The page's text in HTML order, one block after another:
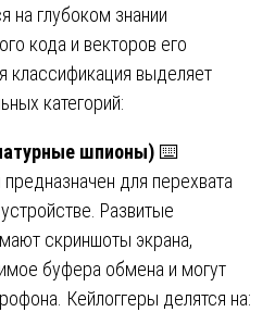
на глубоком знании
кода и векторов его
классификация выделяет
категорий:
шпионы) ⌨️
для перехвата
Развитые
скриншоты экрана,
буфера обмена и могут
Кейлоггеры делятся на: